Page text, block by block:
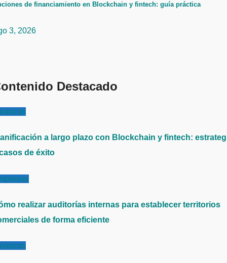
de financiamiento en Blockchain y fintech: guía práctica
3, 2026
Destacado
a largo plazo con Blockchain y fintech:
de éxito
realizar auditorías internas para establecer territorios
de forma eficiente